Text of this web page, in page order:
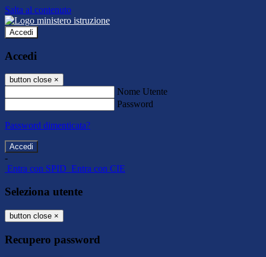
Salta al contenuto
Accedi
Accedi
button close ×
Nome Utente
Password
Password dimenticata?
-
Entra con SPID Entra con CIE
Seleziona utente
button close ×
Recupero password